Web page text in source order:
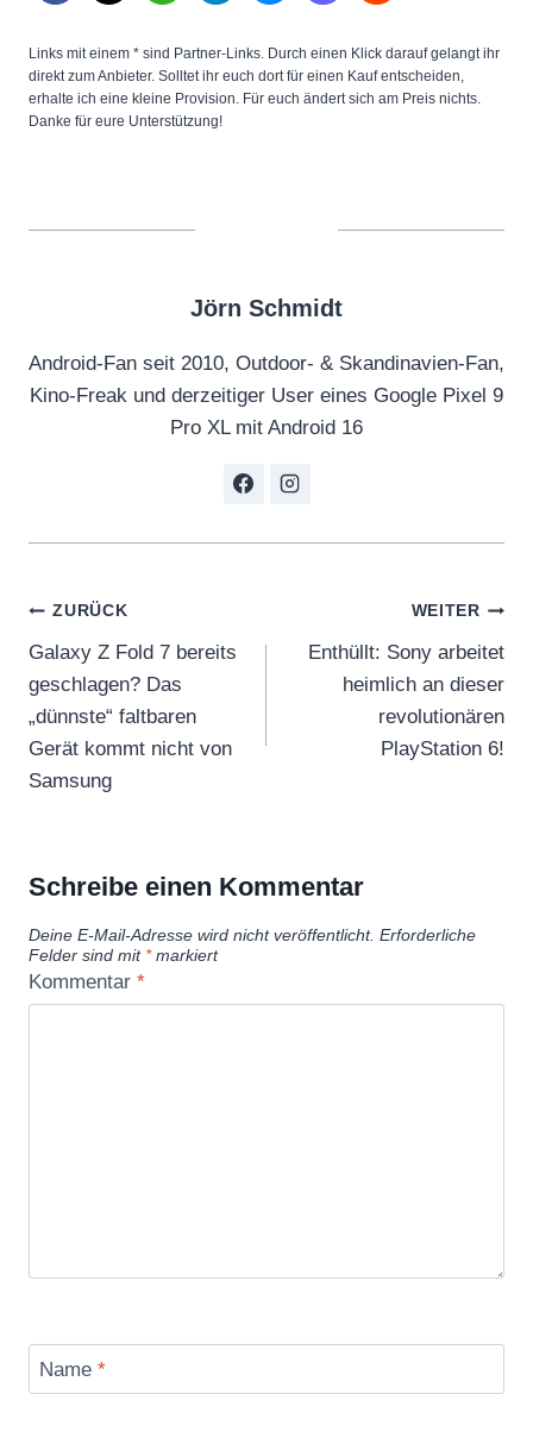
Links mit einem * sind Partner-Links. Durch einen Klick darauf gelangt ihr
direkt zum Anbieter. Solltet ihr euch dort für einen Kauf entscheiden,
erhalte ich eine kleine Provision. Für euch ändert sich am Preis nichts.
Danke für eure Unterstützung!
Jörn Schmidt
Android-Fan seit 2010, Outdoor- & Skandinavien-Fan,
Kino-Freak und derzeitiger User eines Google Pixel 9
Pro XL mit Android 16
Beitragsnavigation
ZURÜCK
Galaxy Z Fold 7 bereits
geschlagen? Das
„dünnste“ faltbaren
Gerät kommt nicht von
Samsung
WEITER
Enthüllt: Sony arbeitet
heimlich an dieser
revolutionären
PlayStation 6!
Schreibe einen Kommentar
Deine E-Mail-Adresse wird nicht veröffentlicht. Erforderliche
Felder sind mit *markiert
Kommentar *
Name *